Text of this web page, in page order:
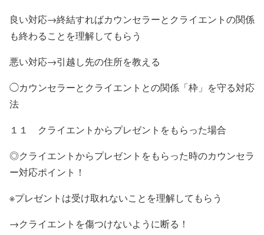
良い対応→終結すればカウンセラーとクライエントの関係
も終わることを理解してもらう
悪い対応→引越し先の住所を教える
◯カウンセラーとクライエントとの関係「枠」を守る対応
法
１１ クライエントからプレゼントをもらった場合
◎クライエントからプレゼントをもらった時のカウンセラ
ー対応ポイント！
※プレゼントは受け取れないことを理解してもらう
→クライエントを傷つけないように断る！